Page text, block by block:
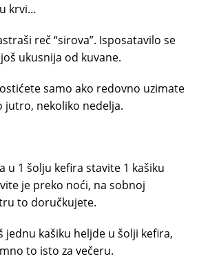
krvi…
reč “sirova”. Isposatavilo se
ukusnija od kuvane.
samo ako redovno uzimate
jutro, nekoliko nedelja.
u 1 šolju kefira stavite 1 kašiku
je preko noći, na sobnoj
to doručkujete.
kašiku heljde u šolji kefira,
to isto za večeru.